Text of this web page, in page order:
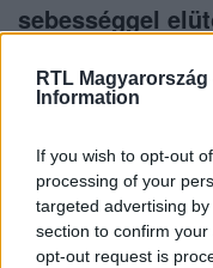
RTL Magyarország
Information
If you wish to opt-out
processing of your
targeted advertising
section to confirm
opt-out request is
sebességgel
életét
sofőrje nem
egy férfit,
az orvosok. A
helyszínéről